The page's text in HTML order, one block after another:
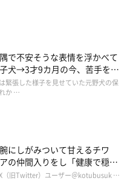
で不安そうな表情を浮かべて
犬→3才9カ月の今、苦手を克
いコに成長！
緊張した様子を見せていた元野犬の保
か …
にしがみついて甘えるチワ
の仲間入りをし「健康で穏や
が続いてほしい」と願う
（旧Twitter）ユーザー＠kotubusuk …